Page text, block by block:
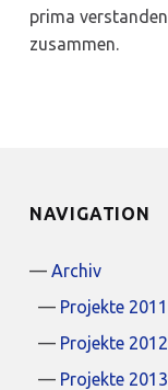
prima
zusammen.
NAVIGATION
Archiv
Projekte 2011
Projekte 2012
Projekte 2013